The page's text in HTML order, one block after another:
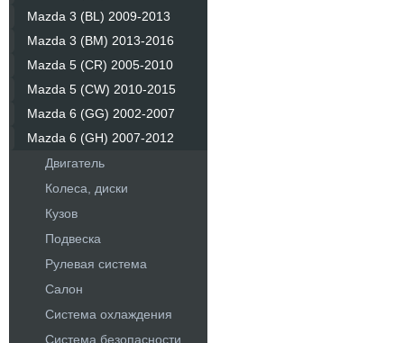
Mazda 3 (BL) 2009-2013
Mazda 3 (BM) 2013-2016
Mazda 5 (CR) 2005-2010
Mazda 5 (CW) 2010-2015
Mazda 6 (GG) 2002-2007
Mazda 6 (GH) 2007-2012
Двигатель
Колеса, диски
Кузов
Подвеска
Рулевая система
Салон
Система охлаждения
Система безопасности